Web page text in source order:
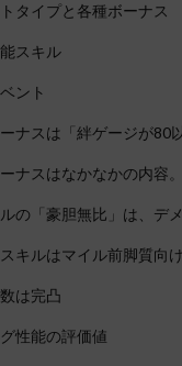
タイプと各種ボーナス
スキル
ント
ナスは「絆ゲージが80
ナスはなかなかの内容
の「豪胆無比」は、デ
キルはマイル前脚質向
は完凸
性能の評価値